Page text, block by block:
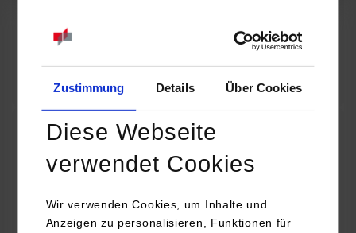
Zustimmung Details Über Cookies
Diese Webseite
verwendet Cookies
Wir verwenden Cookies, um Inhalte und
Anzeigen zu personalisieren, Funktionen für
Online INDIS-Infoveranstaltung für Studierende
Zum Event
Technologietag: Clean Urban Transportation –
nachhaltige Mobilität im (sub)urbanen Umfeld
16.09.2026 - 17.09.2026